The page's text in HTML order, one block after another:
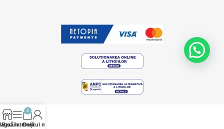
Bară laterală
0
Coș
Contul meu